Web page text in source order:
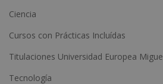
i
v
e
Ciencia
Cursos con Prácticas Incluídas
Titulaciones Universidad Europea
Tecnología